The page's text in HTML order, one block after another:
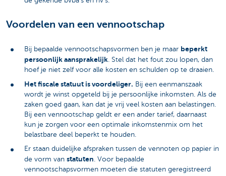
Voordelen van een vennootschap
Bij bepaalde vennootschapsvormen ben je maar beperkt
persoonlijk aansprakelijk. Stel dat het fout zou lopen, dan
hoef je niet zelf voor alle kosten en schulden op te draaien.
Het fiscale statuut is voordeliger. Bij een eenmanszaak
wordt je winst opgeteld bij je persoonlijke inkomsten. Als de
zaken goed gaan, kan dat je vrij veel kosten aan belastingen.
Bij een vennootschap geldt er een ander tarief, daarnaast
kun je zorgen voor een optimale inkomstenmix om het
belastbare deel beperkt te houden.
Er staan duidelijke afspraken tussen de vennoten op papier in
de vorm van statuten. Voor bepaalde
vennootschapsvormen moeten die statuten geregistreerd